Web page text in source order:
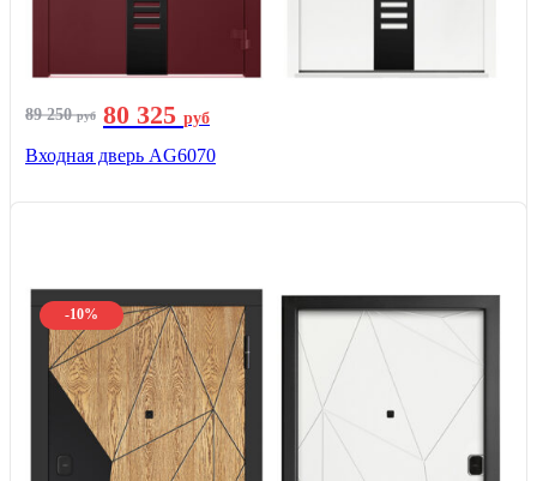
89 250руб 80 325 руб
Входная дверь AG6070
-10%